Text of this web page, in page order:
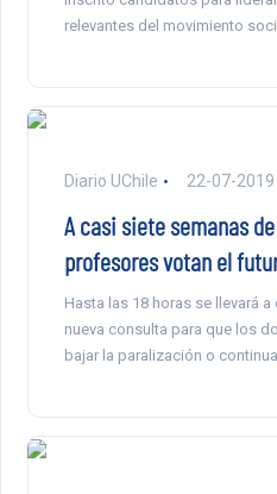
relevantes del movimiento
Diario UChile 22-07-2019
A casi siete semanas
profesores votan el
Hasta las 18 horas se llevará
nueva consulta para que los
bajar la paralización o